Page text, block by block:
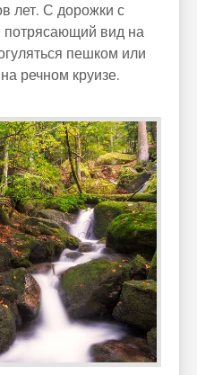
лет. С дорожки с
потрясающий вид на
пешком или
речном круизе.